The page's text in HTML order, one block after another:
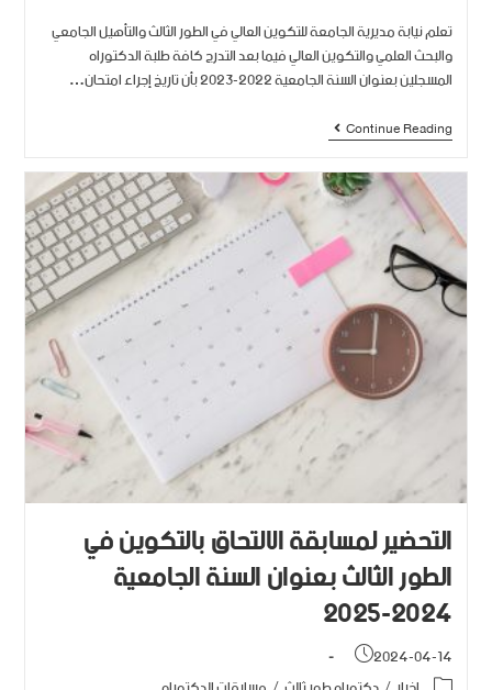
تعلم نيابة مديرية الجامعة للتكوين العالي في الطور الثالث والتأهيل الجامعي
والبحث العلمي والتكوين العالي فيما بعد التدرج كافة طلبة الدكتوراه
المسجلين بعنوان السنة الجامعية 2022-2023 بأن تاريخ إجراء امتحان…
Continue Reading
التحضير لمسابقة الالتحاق بالتكوين في
الطور الثالث بعنوان السنة الجامعية
2024-2025
2024-04-14